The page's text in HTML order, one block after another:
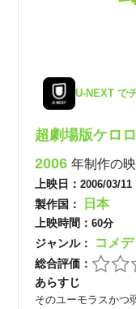
U-NEXT で
超劇場版ケロ
2006年制作の
上映日：2006/03/11
製作国： 日本
上映時間：60分
ジャンル： コメ
総合評価：
あらすじ
そのユーモラスかつ